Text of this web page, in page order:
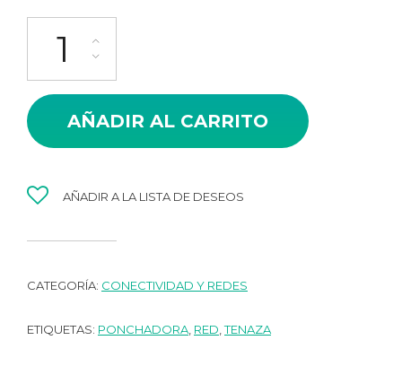
AÑADIR AL CARRITO
AÑADIR A LA LISTA DE DESEOS
CATEGORÍA: CONECTIVIDAD Y REDES
ETIQUETAS: PONCHADORA RED ,TENAZA